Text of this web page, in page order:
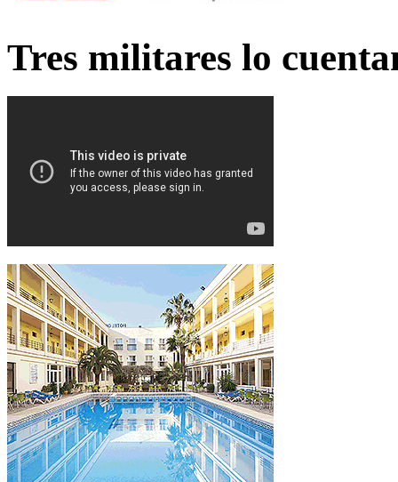
Tres militares lo